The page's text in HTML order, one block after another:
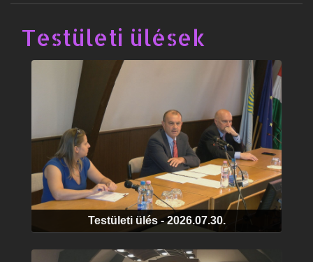
Testületi ülések
Testületi ülés - 2026.07.30.